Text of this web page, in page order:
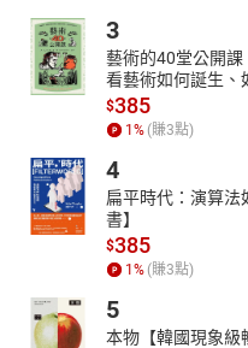
3
藝術的40堂公開課
看藝術如何誕生、
$385
1 % (賺3點)
4
扁平時代：演算法
書】
$385
1 % (賺3點)
5
本物【韓國現象級